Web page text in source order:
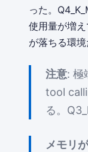
った。
使用量が増
が落ちる環境
注意: 極
tool
る。
メモリ